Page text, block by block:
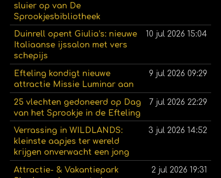
sluier op van De
Sprookjesbibliotheek
Duinrell opent Giulia’s: nieuwe
Italiaanse ijssalon met vers
schepijs
10 jul 2026 15:04
Efteling kondigt nieuwe
attractie Missie Luminar aan
9 jul 2026 09:29
25 vlechten gedoneerd op Dag
van het Sprookje in de Efteling
7 jul 2026 22:29
Verrassing in WILDLANDS:
kleinste aapjes ter wereld
krijgen onverwacht een jong
3 jul 2026 14:52
Attractie- & Vakantiepark
2 jul 2026 19:31